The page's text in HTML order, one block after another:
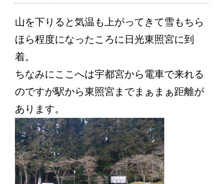
山を下りると気温も上がってきて雪もちら
ほら程度になったころに日光東照宮に到
着。
ちなみにここへは宇都宮から電車で来れる
のですが駅から東照宮までまぁまぁ距離が
あります。